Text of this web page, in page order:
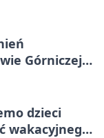
Górniczej.
dzieci
wakacyjnego